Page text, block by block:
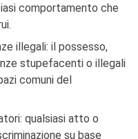
comportamento che
illegali: il possesso,
stupefacenti o illegali
comuni del
qualsiasi atto o
su base